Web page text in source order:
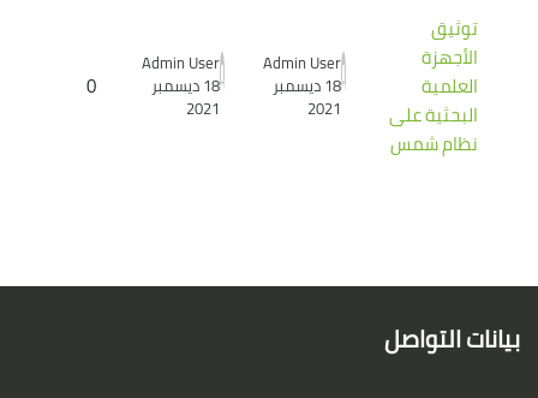
توثيق
الأجهزة
العلمية
البحثية على
نظام شمس
Admin User
18 ديسمبر
2021
Admin User
18 ديسمبر
2021
0
بيانات التواصل